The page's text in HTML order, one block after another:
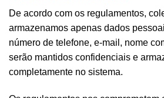
De acordo com os regulamentos,
armazenamos apenas dados
número de telefone, e-mail, nome
serão mantidos confidenciais e
completamente no sistema.